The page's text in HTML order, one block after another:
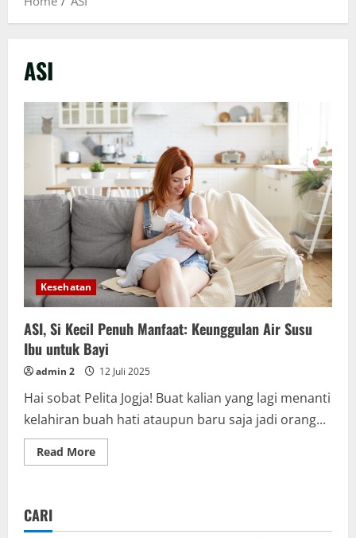
ASI
Kesehatan
ASI, Si Kecil Penuh Manfaat: Keunggulan Air Susu
Ibu untuk Bayi
admin 2 12 Juli 2025
Hai sobat Pelita Jogja! Buat kalian yang lagi menanti
kelahiran buah hati ataupun baru saja jadi orang...
Read MoreRead
more
Manfaat:
CARI